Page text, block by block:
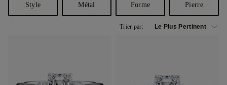
Style Métal Forme Pierre
Trier par: